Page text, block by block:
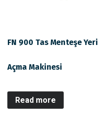
FN 900 Tas Menteşe Yeri
Açma Makinesi
Read more